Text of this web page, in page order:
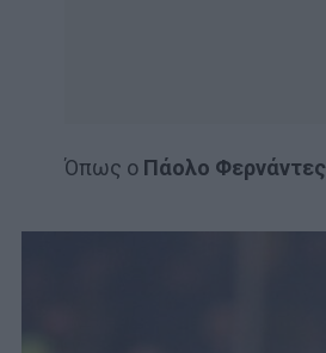
Όπως ο Πάολο Φερνάντες